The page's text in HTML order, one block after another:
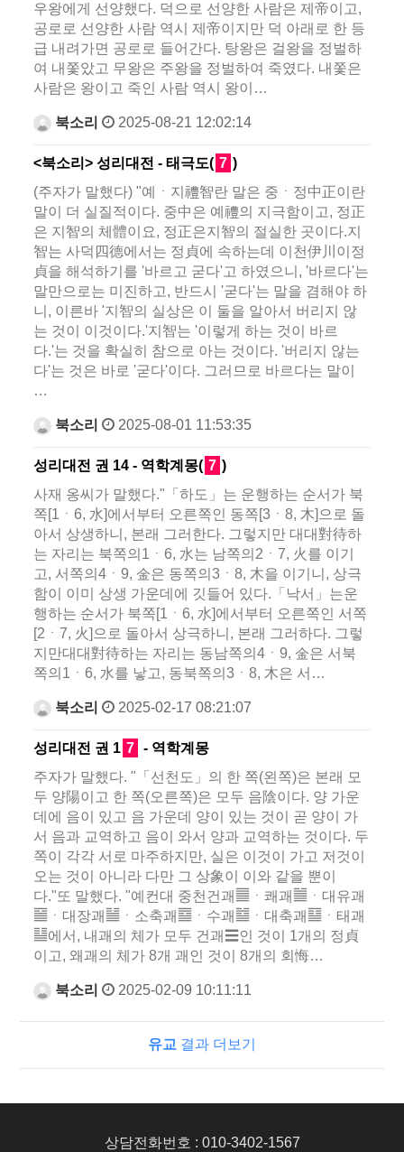
우왕에게 선양했다. 덕으로 선양한 사람은 제帝이고,
공로로 선양한 사람 역시 제帝이지만 덕 아래로 한 등
급 내려가면 공로로 들어간다. 탕왕은 걸왕을 정벌하
여 내쫓았고 무왕은 주왕을 정벌하여 죽였다. 내쫓은
사람은 왕이고 죽인 사람 역시 왕이…
북소리 2025-08-21 12:02:14
<북소리> 성리대전 - 태극도( 7 )
(주자가 말했다) "예ㆍ지禮智란 말은 중ㆍ정中正이란
말이 더 실질적이다. 중中은 예禮의 지극함이고, 정正
은 지智의 체體이요, 정正은지智의 절실한 곳이다.지
智는 사덕四德에서는 정貞에 속하는데 이천伊川이정
貞을 해석하기를 '바르고 굳다'고 하였으니, '바르다'는
말만으로는 미진하고, 반드시 '굳다'는 말을 겸해야 하
니, 이른바 '지智의 실상은 이 둘을 알아서 버리지 않
는 것이 이것이다.'지智는 '이렇게 하는 것이 바르
다.'는 것을 확실히 참으로 아는 것이다. '버리지 않는
다'는 것은 바로 '굳다'이다. 그러므로 바르다는 말이
…
북소리 2025-08-01 11:53:35
성리대전 권 14 - 역학계몽( 7 )
사재 옹씨가 말했다."「하도」는 운행하는 순서가 북
쪽[1ㆍ6, 水]에서부터 오른쪽인 동쪽[3ㆍ8, 木]으로 돌
아서 상생하니, 본래 그러한다. 그렇지만 대대對待하
는 자리는 북쪽의1ㆍ6, 水는 남쪽의2ㆍ7, 火를 이기
고, 서쪽의4ㆍ9, 金은 동쪽의3ㆍ8, 木을 이기니, 상극
함이 이미 상생 가운데에 깃들어 있다.「낙서」는운
행하는 순서가 북쪽[1ㆍ6, 水]에서부터 오른쪽인 서쪽
[2ㆍ7, 火]으로 돌아서 상극하니, 본래 그러하다. 그렇
지만대대對待하는 자리는 동남쪽의4ㆍ9, 金은 서북
쪽의1ㆍ6, 水를 낳고, 동북쪽의3ㆍ8, 木은 서…
북소리 2025-02-17 08:21:07
성리대전 권 1 7 - 역학계몽
주자가 말했다. "「선천도」의 한 쪽(왼쪽)은 본래 모
두 양陽이고 한 쪽(오른쪽)은 모두 음陰이다. 양 가운
데에 음이 있고 음 가운데 양이 있는 것이 곧 양이 가
서 음과 교역하고 음이 와서 양과 교역하는 것이다. 두
쪽이 각각 서로 마주하지만, 실은 이것이 가고 저것이
오는 것이 아니라 다만 그 상象이 이와 같을 뿐이
다."또 말했다. "예컨대 중천건괘䷀ㆍ쾌괘䷪ㆍ대유괘
䷍ㆍ대장괘䷡ㆍ소축괘䷈ㆍ수괘䷄ㆍ대축괘䷙ㆍ태괘
䷊에서, 내괘의 체가 모두 건괘☰인 것이 1개의 정貞
이고, 왜괘의 체가 8개 괘인 것이 8개의 회悔…
북소리 2025-02-09 10:11:11
유교 결과 더보기
상담전화번호 : 010-3402-1567